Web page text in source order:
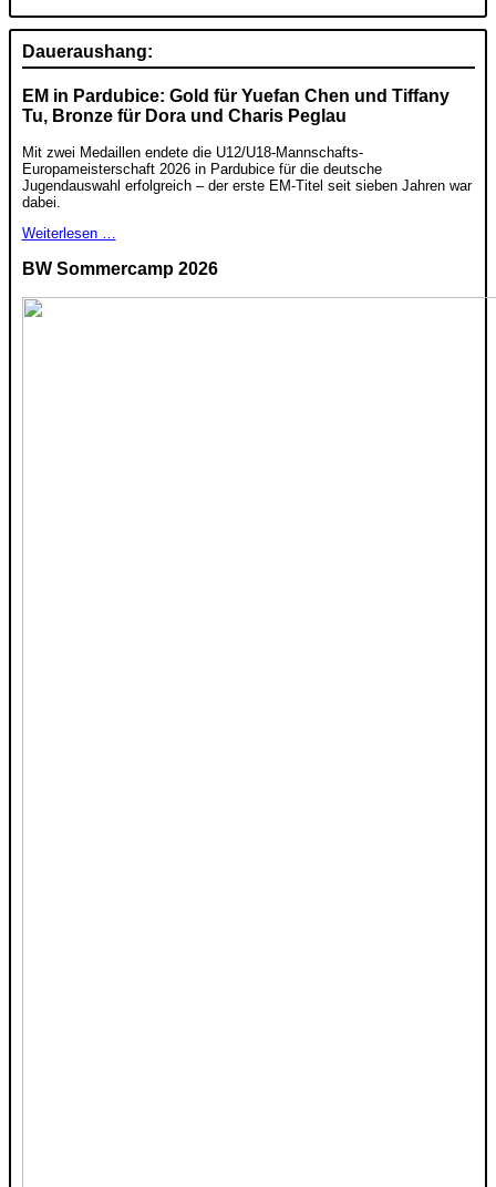
Daueraushang:
EM in Pardubice: Gold für Yuefan Chen und Tiffany
Tu, Bronze für Dora und Charis Peglau
Mit zwei Medaillen endete die U12/U18-Mannschafts-
Europameisterschaft 2026 in Pardubice für die deutsche
Jugendauswahl erfolgreich – der erste EM-Titel seit sieben Jahren war
dabei.
Weiterlesen …
BW Sommercamp 2026